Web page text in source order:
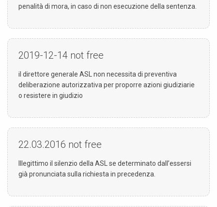
penalità di mora, in caso di non esecuzione della sentenza.
2019-12-14 not free
il direttore generale ASL non necessita di preventiva
deliberazione autorizzativa per proporre azioni giudiziarie
o resistere in giudizio
22.03.2016 not free
Illegittimo il silenzio della ASL se determinato dall’essersi
già pronunciata sulla richiesta in precedenza.